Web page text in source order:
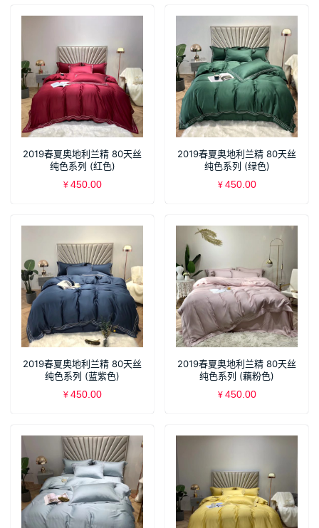
2019春夏奥地利兰精 80天丝
纯色系列 (红色)
¥ 450.00
2019春夏奥地利兰精 80天丝
纯色系列 (绿色)
¥ 450.00
2019春夏奥地利兰精 80天丝
纯色系列 (蓝紫色)
¥ 450.00
2019春夏奥地利兰精 80天丝
纯色系列 (藕粉色)
¥ 450.00